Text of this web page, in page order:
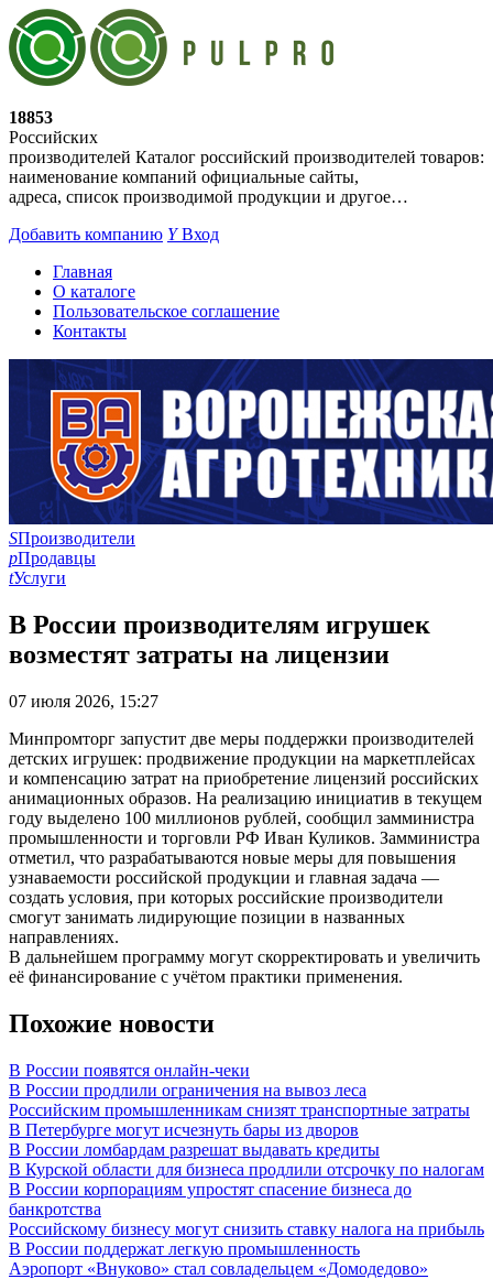
18853
Российских
производителей Каталог российский производителей товаров:
наименование компаний официальные сайты,
адреса, список производимой продукции и другое…
Добавить компанию YВход
Главная
О каталоге
Пользовательское соглашение
Контакты
SПроизводители
pПродавцы
tУслуги
В России производителям игрушек
возместят затраты на лицензии
07 июля 2026, 15:27
Минпромторг запустит две меры поддержки производителей
детских игрушек: продвижение продукции на маркетплейсах
и компенсацию затрат на приобретение лицензий российских
анимационных образов. На реализацию инициатив в текущем
году выделено 100 миллионов рублей, сообщил замминистра
промышленности и торговли РФ Иван Куликов. Замминистра
отметил, что разрабатываются новые меры для повышения
узнаваемости российской продукции и главная задача —
создать условия, при которых российские производители
смогут занимать лидирующие позиции в названных
направлениях.
В дальнейшем программу могут скорректировать и увеличить
её финансирование с учётом практики применения.
Похожие новости
В России появятся онлайн-чеки
В России продлили ограничения на вывоз леса
Российским промышленникам снизят транспортные затраты
В Петербурге могут исчезнуть бары из дворов
В России ломбардам разрешат выдавать кредиты
В Курской области для бизнеса продлили отсрочку по налогам
В России корпорациям упростят спасение бизнеса до
банкротства
Российскому бизнесу могут снизить ставку налога на прибыль
В России поддержат легкую промышленность
Аэропорт «Внуково» стал совладельцем «Домодедово»